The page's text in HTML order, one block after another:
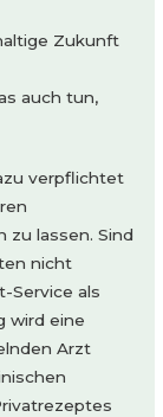
Zukunft
auch tun,
verpflichtet
zu lassen. Sind
nicht
Service als
wird eine
Arzt